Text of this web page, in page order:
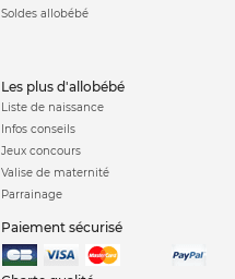
Soldes allobébé
les plus d'allobébé
Liste de naissance
Infos conseils
Jeux concours
Valise de maternité
Parrainage
Paiement sécurisé